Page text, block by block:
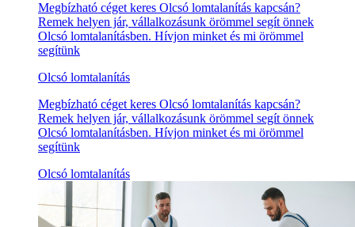
Megbízható céget keres Olcsó lomtalanítás kapcsán?
Remek helyen jár, vállalkozásunk örömmel segít önnek
Olcsó lomtalanításben. Hívjon minket és mi örömmel
segítünk
Olcsó lomtalanítás
Megbízható céget keres Olcsó lomtalanítás kapcsán?
Remek helyen jár, vállalkozásunk örömmel segít önnek
Olcsó lomtalanításben. Hívjon minket és mi örömmel
segítünk
Olcsó lomtalanítás